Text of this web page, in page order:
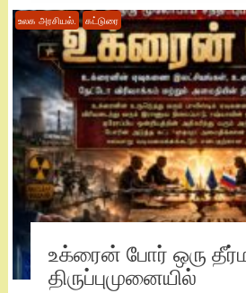
உலக அரசியல். கட்டுரை
உக்ரைன் போர் ஒரு
திருப்புமுனையில்